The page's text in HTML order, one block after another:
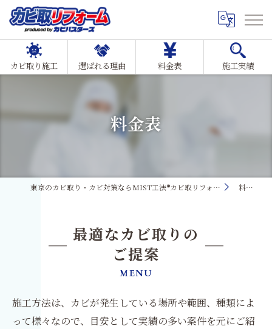
カビ取り施工 選ばれる理由 料金表 施工実績
料金表
東京のカビ取り・カビ対策ならMIST工法®カビ取リフォーム 料金表
最適なカビ取りの
ご提案
MENU
施工方法は、カビが発生している場所や範囲、種類によ
って様々なので、目安として実績の多い案件を元にご紹